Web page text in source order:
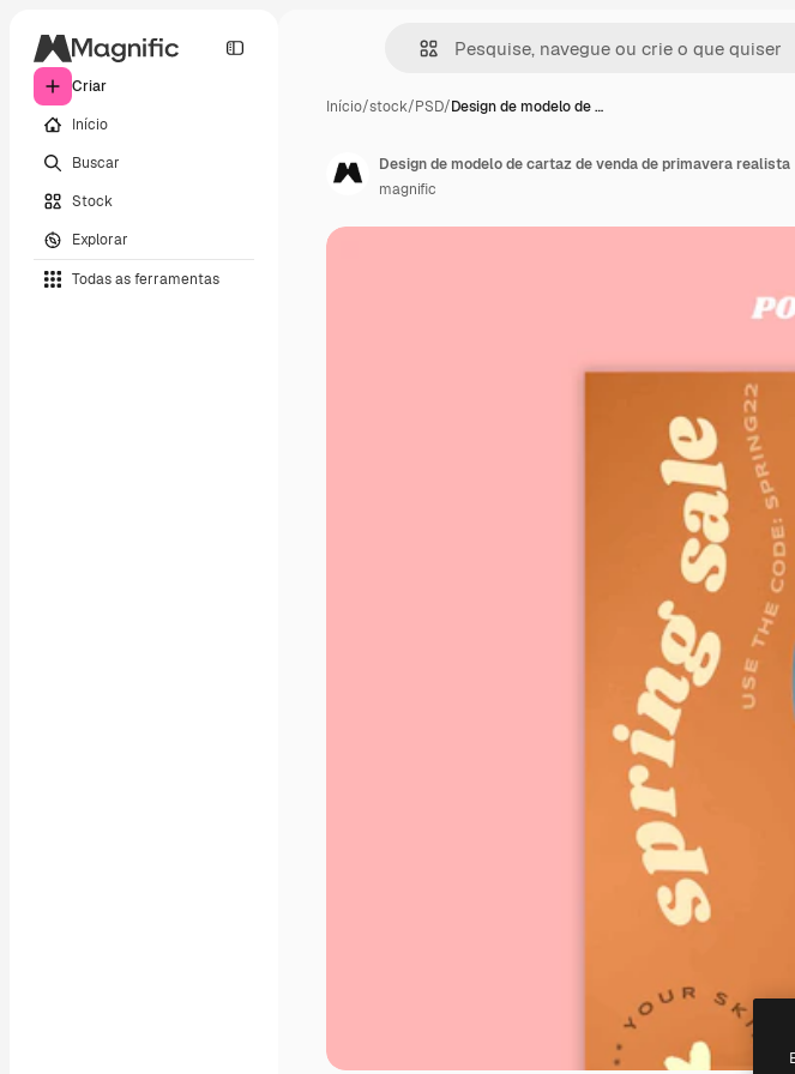
Criar
Início
Buscar
Stock
Explorar
Todas as ferramentas
Início/stock/PSD/Design de modelo de …
Design de modelo de cartaz de venda de primavera realista
magnific